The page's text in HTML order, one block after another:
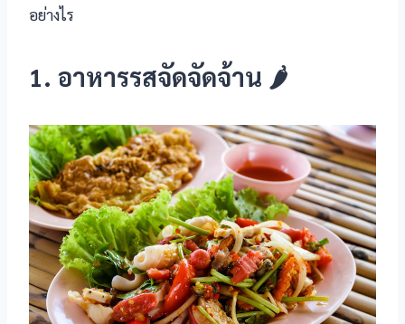
อย่างไร
1. อาหารรสจัดจัดจ้าน 🌶️